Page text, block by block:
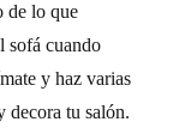
de lo que
sofá cuando
y haz varias
decora tu salón.